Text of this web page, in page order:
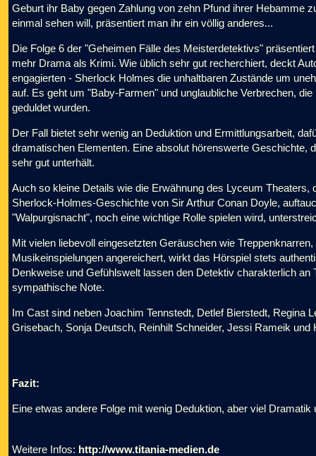
Geburt ihr Baby gegen Zahlung von zehn Pfund ihrer Hebamme
einmal sehen will, präsentiert man ihr ein völlig anderes...
Die Folge 6 der "Geheimen Fälle des Meisterdetektivs"
mehr Drama als Krimi. Wie üblich sehr gut recherchiert, deckt
engagierten - Sherlock Holmes die unhaltbaren Zustände um
auf. Es geht um "Baby-Farmen" und unglaubliche Verbrechen,
geduldet wurden.
Der Fall bietet sehr wenig an Deduktion und Ermittlungsarbeit,
dramatischen Elementen. Eine absolut hörenswerte Geschichte,
sehr gut unterhält.
Auch so kleine Details wie die Erwähnung des Lyceum
Sherlock-Holmes-Geschichte von Sir Arthur Conan Doyle,
"Walpurgisnacht", noch eine wichtige Rolle spielen wird,
Mit vielen liebevoll eingesetzten Geräuschen wie
Musikeinspielungen angereichert, wirkt das Hörspiel stets
Denkweise und Gefühlswelt lassen den Detektiv charakterlich an
sympathische Note.
Im Cast sind neben Joachim Tennstedt, Detlef Bierstedt, Regina
Grisebach, Sonja Deutsch, Reinhilt Schneider, Jessi Rameik und
Fazit:
Eine etwas andere Folge mit wenig Deduktion, aber viel
Weitere Infos: http://www.titania-medien.de